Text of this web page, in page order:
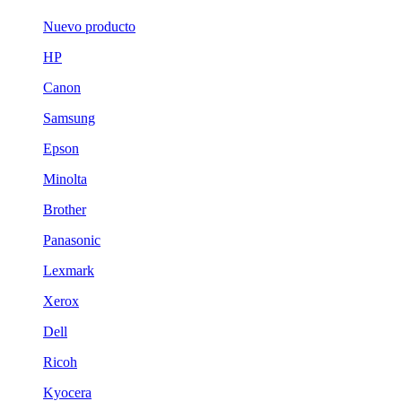
Nuevo producto
HP
Canon
Samsung
Epson
Minolta
Brother
Panasonic
Lexmark
Xerox
Dell
Ricoh
Kyocera